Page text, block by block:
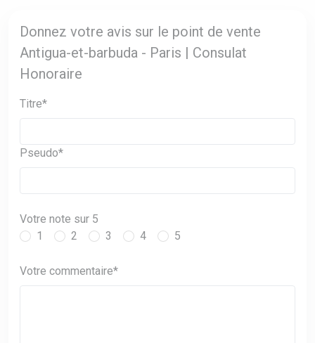
Donnez votre avis sur le point de vente
Antigua-et-barbuda - Paris | Consulat
Honoraire
Titre*
Pseudo*
Votre note sur 5
1
2 3 4 5
Votre commentaire*